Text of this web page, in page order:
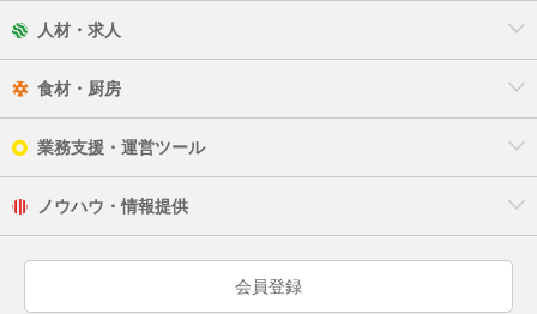
高槻市
貝塚市
守口市
枚方市
人材・求人
食材・厨房
業務支援・運営ツール
ノウハウ・情報提供
会員登録